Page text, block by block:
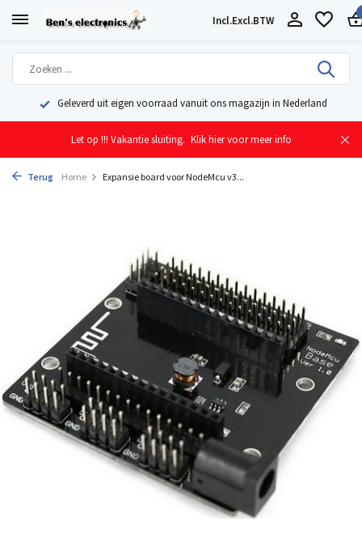
Incl.Excl.BTW
Geleverd uit eigen voorraad vanuit ons magazijn in Nederland
Let op !!! Vakantie sluiting. Klik hier voor meer info
Terug Home Expansie board voor NodeMcu v3...